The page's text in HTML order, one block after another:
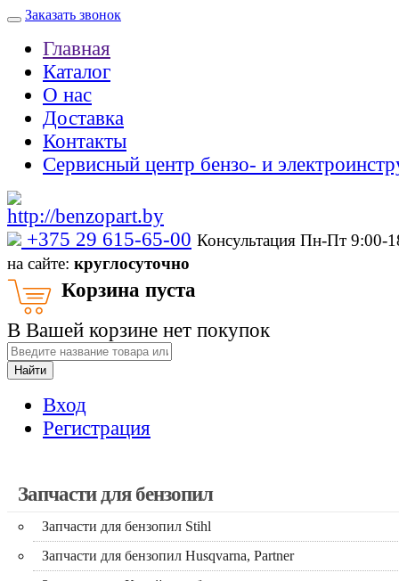
Заказать звонок
Главная
Каталог
О нас
Доставка
Контакты
Сервисный центр бензо- и
‎+375 29 615-65-00 Консультация Пн-Пт 9:00-
на сайте: круглосуточно
Корзина пуста
В Вашей корзине нет покупок
Найти
Вход
Регистрация
Запчасти для бензопил
Запчасти для бензопил Stihl
Запчасти для бензопил Husqvarna, Partner